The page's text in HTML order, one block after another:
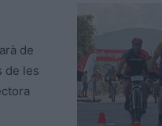
de
de les